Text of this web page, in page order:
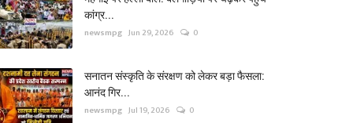
कांग्र...
newsmpg Jun 29, 2026 0
सनातन संस्कृति के संरक्षण को लेकर बड़ा फैसला:
आनंद गिर...
newsmpg Jul 19, 2026 0